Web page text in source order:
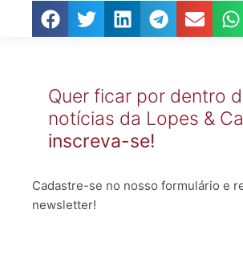
Quer ficar por dentro
notícias da Lopes &
inscreva-se!
Cadastre-se no nosso formulário e
newsletter!